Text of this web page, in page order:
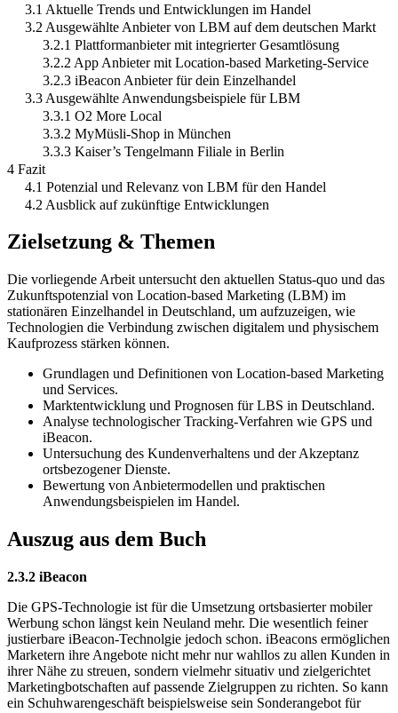
3.1 Aktuelle Trends und Entwicklungen im Handel
3.2 Ausgewählte Anbieter von LBM auf dem deutschen Markt
3.2.1 Plattformanbieter mit integrierter Gesamtlösung
3.2.2 App Anbieter mit Location-based Marketing-Service
3.2.3 iBeacon Anbieter für dein Einzelhandel
3.3 Ausgewählte Anwendungsbeispiele für LBM
3.3.1 O2 More Local
3.3.2 MyMüsli-Shop in München
3.3.3 Kaiser’s Tengelmann Filiale in Berlin
4 Fazit
4.1 Potenzial und Relevanz von LBM für den Handel
4.2 Ausblick auf zukünftige Entwicklungen
Zielsetzung & Themen
Die vorliegende Arbeit untersucht den aktuellen Status-quo und das
Zukunftspotenzial von Location-based Marketing (LBM) im
stationären Einzelhandel in Deutschland, um aufzuzeigen, wie
Technologien die Verbindung zwischen digitalem und physischem
Kaufprozess stärken können.
Grundlagen und Definitionen von Location-based Marketing
und Services.
Marktentwicklung und Prognosen für LBS in Deutschland.
Analyse technologischer Tracking-Verfahren wie GPS und
iBeacon.
Untersuchung des Kundenverhaltens und der Akzeptanz
ortsbezogener Dienste.
Bewertung von Anbietermodellen und praktischen
Anwendungsbeispielen im Handel.
Auszug aus dem Buch
2.3.2 iBeacon
Die GPS-Technologie ist für die Umsetzung ortsbasierter mobiler
Werbung schon längst kein Neuland mehr. Die wesentlich feiner
justierbare iBeacon-Technolgie jedoch schon. iBeacons ermöglichen
Marketern ihre Angebote nicht mehr nur wahllos zu allen Kunden in
ihrer Nähe zu streuen, sondern vielmehr situativ und zielgerichtet
Marketingbotschaften auf passende Zielgruppen zu richten. So kann
ein Schuhwarengeschäft beispielsweise sein Sonderangebot für